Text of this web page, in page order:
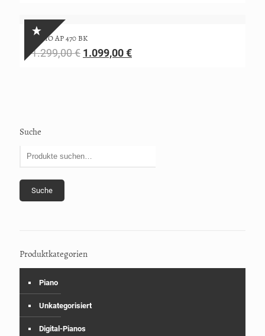
CASIO AP 470 BK
1.299,00€ 1.099,00€
Suche
Suche
Produktkategorien
Piano
Unkategorisiert
Digital-Pianos